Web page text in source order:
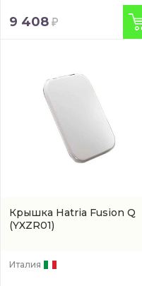
9 408
Крышка Hatria Fusion Q
(YXZR01)
Италия